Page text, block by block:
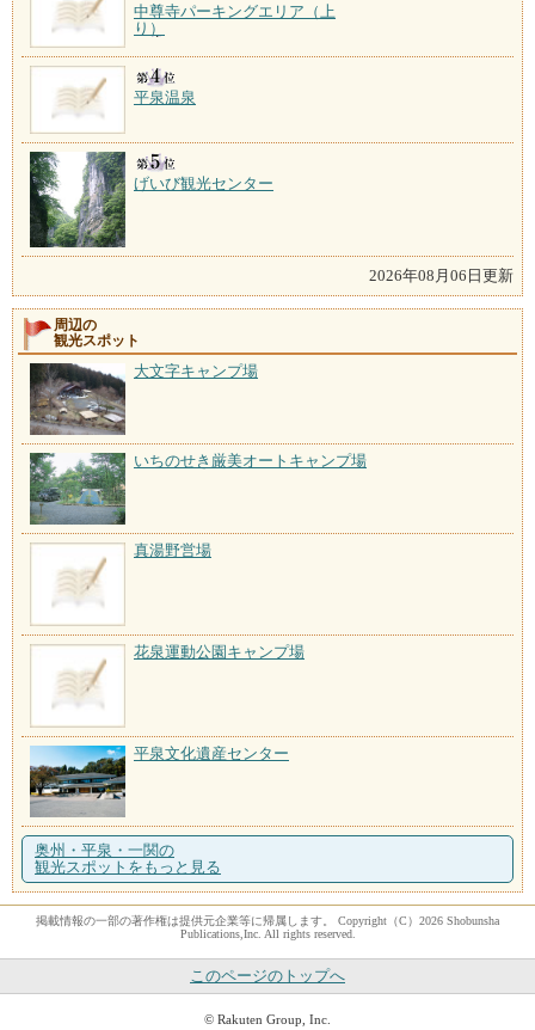
中尊寺パーキングエリア（上
り）
平泉温泉
げいび観光センター
2026年08月06日更新
周辺の
観光スポット
大文字キャンプ場
いちのせき厳美オートキャンプ場
真湯野営場
花泉運動公園キャンプ場
平泉文化遺産センター
奥州・平泉・一関の
観光スポットをもっと見る
掲載情報の一部の著作権は提供元企業等に帰属します。 Copyright（C）2026 Shobunsha
Publications,Inc. All rights reserved.
このページのトップへ
© Rakuten Group, Inc.